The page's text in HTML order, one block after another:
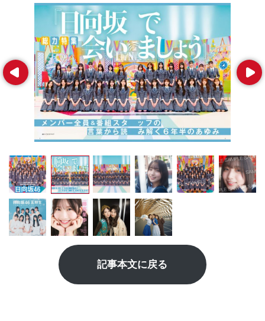
Prev Next
記事本文に戻る